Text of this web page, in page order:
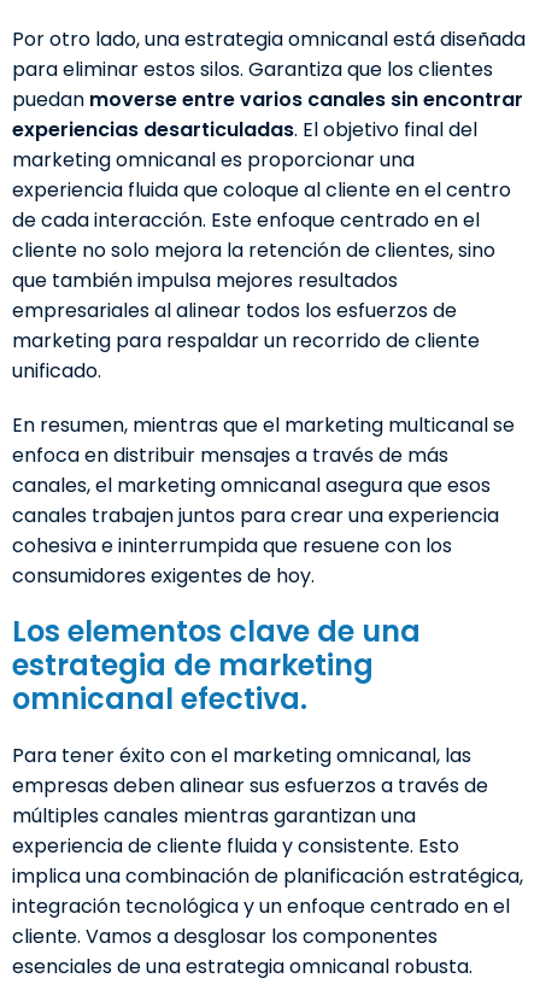
Por otro lado, una estrategia omnicanal está diseñada
para eliminar estos silos. Garantiza que los clientes
puedan moverse entre varios canales sin encontrar
experiencias desarticuladas. El objetivo final del
marketing omnicanal es proporcionar una
experiencia fluida que coloque al cliente en el centro
de cada interacción. Este enfoque centrado en el
cliente no solo mejora la retención de clientes, sino
que también impulsa mejores resultados
empresariales al alinear todos los esfuerzos de
marketing para respaldar un recorrido de cliente
unificado.
En resumen, mientras que el marketing multicanal se
enfoca en distribuir mensajes a través de más
canales, el marketing omnicanal asegura que esos
canales trabajen juntos para crear una experiencia
cohesiva e ininterrumpida que resuene con los
consumidores exigentes de hoy.
Los elementos clave de una
estrategia de marketing
omnicanal efectiva.
Para tener éxito con el marketing omnicanal, las
empresas deben alinear sus esfuerzos a través de
múltiples canales mientras garantizan una
experiencia de cliente fluida y consistente. Esto
implica una combinación de planificación estratégica,
integración tecnológica y un enfoque centrado en el
cliente. Vamos a desglosar los componentes
esenciales de una estrategia omnicanal robusta.